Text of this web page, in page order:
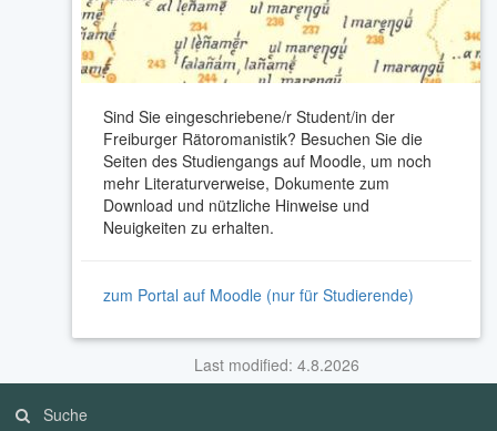
Sind Sie eingeschriebene/r Student/in der
Freiburger Rätoromanistik? Besuchen Sie die
Seiten des Studiengangs auf Moodle, um noch
mehr Literaturverweise, Dokumente zum
Download und nützliche Hinweise und
Neuigkeiten zu erhalten.
zum Portal auf Moodle (nur für Studierende)
Last modified: 4.8.2026
Suche